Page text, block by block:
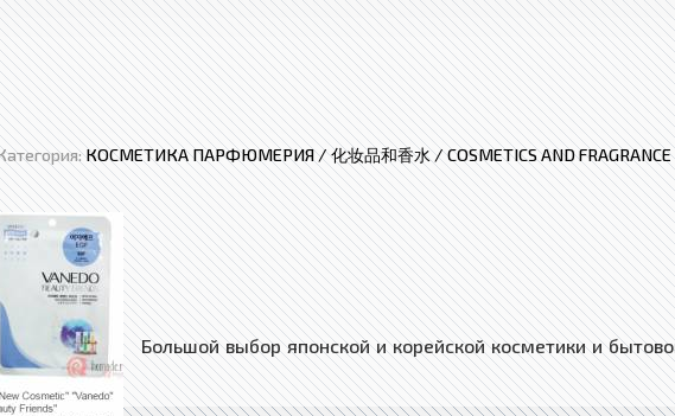
КОСМЕТИКА ПАРФЮМЕРИЯ / 化妆品和香水 / COSMETICS AND FRAGRANCE
Большой выбор японской и корейской косметики и